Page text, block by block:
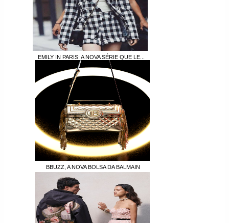
EMILY IN PARIS: A NOVA SÉRIE QUE LE...
BBUZZ, A NOVA BOLSA DA BALMAIN